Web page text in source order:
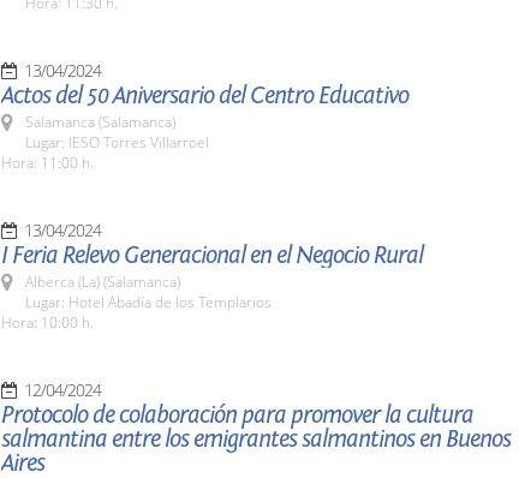
13/04/2024
Actos del 50 Aniversario del Centro Educativo
Salamanca (Salamanca)
Lugar: IESO Torres Villarroel
Hora: 11:00 h.
13/04/2024
I Feria Relevo Generacional en el Negocio Rural
Alberca (La) (Salamanca)
Lugar: Hotel Abadía de los Templarios
Hora: 10:00 h.
12/04/2024
Protocolo de colaboración para promover la cultura
salmantina entre los emigrantes salmantinos en Buenos
Aires